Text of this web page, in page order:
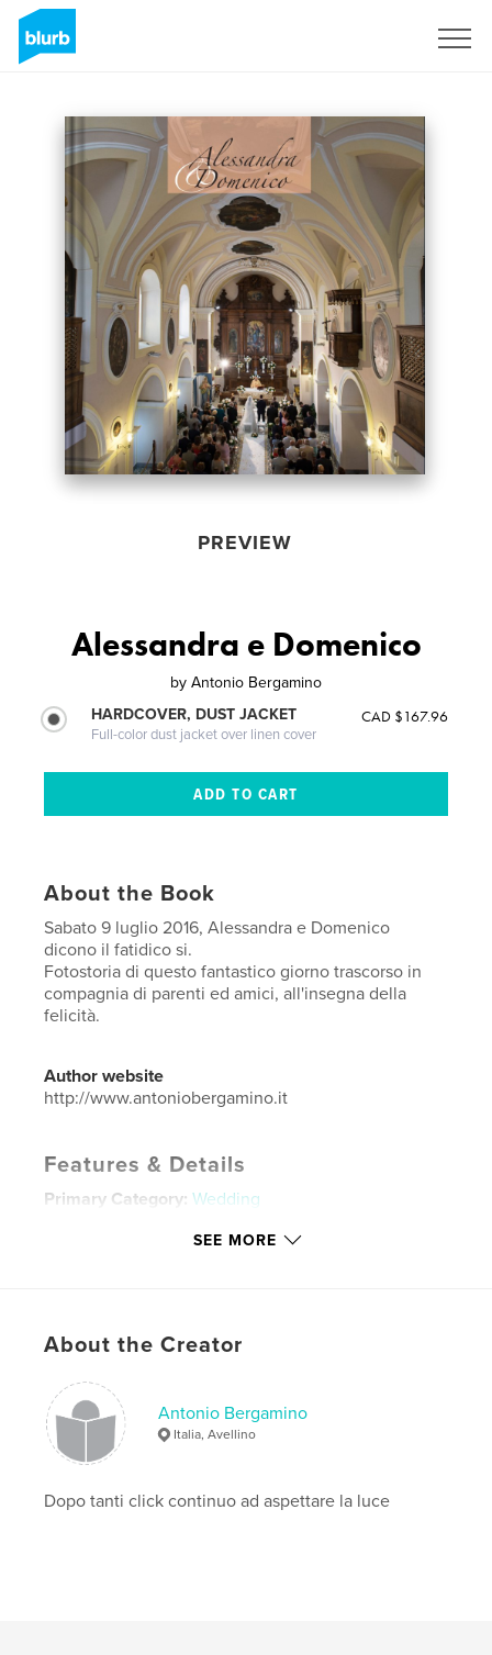
PREVIEW
Alessandra e Domenico
by Antonio Bergamino
HARDCOVER, DUST JACKET
Full-color dust jacket over linen cover
CAD $167.96
About the Book
Sabato 9 luglio 2016, Alessandra e Domenico
dicono il fatidico si.
Fotostoria di questo fantastico giorno trascorso in
compagnia di parenti ed amici, all'insegna della
felicità.
Author website
http://www.antoniobergamino.it
Features & Details
Primary Category: Wedding
Large Square, 12×12 in, 30×30 cm
Keywords
nozze
cerimonia
SEE MORE
About the Creator
Antonio Bergamino
Italia, Avellino
Dopo tanti click continuo ad aspettare la luce